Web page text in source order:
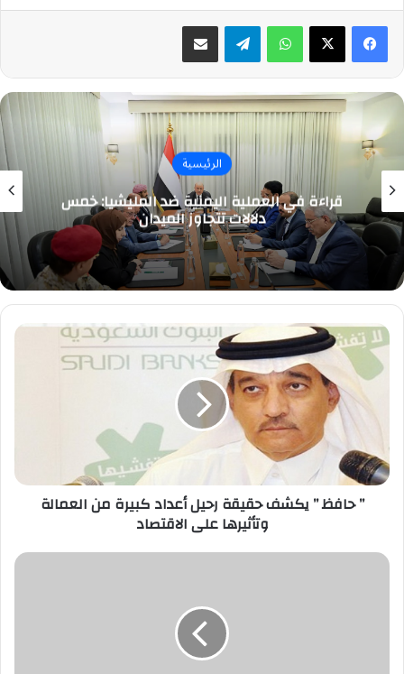
واتسابتيلقرام مشاركة عبر البريد
الرئيسية
قراءة في العملية اليمنية ضد المليشيا: خمس
دلالات تتجاوز الميدان
”
حافظ
يكشف
حقيقة
أعداد
كبيرة
من
العمالة
الاقتصاد
” حافظ ” يكشف حقيقة رحيل أعداد كبيرة من العمالة
وتأثيرها على الاقتصاد
فتح